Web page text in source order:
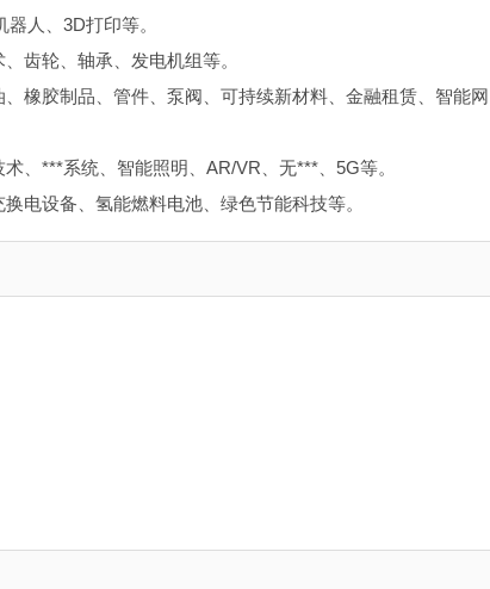
人、3D打印等。
齿轮、轴承、发电机组等。
橡胶制品、管件、泵阀、可持续新材料、金融租赁、智能网
、***系统、智能照明、AR/VR、无***、5G等。
电设备、氢能燃料电池、绿色节能科技等。